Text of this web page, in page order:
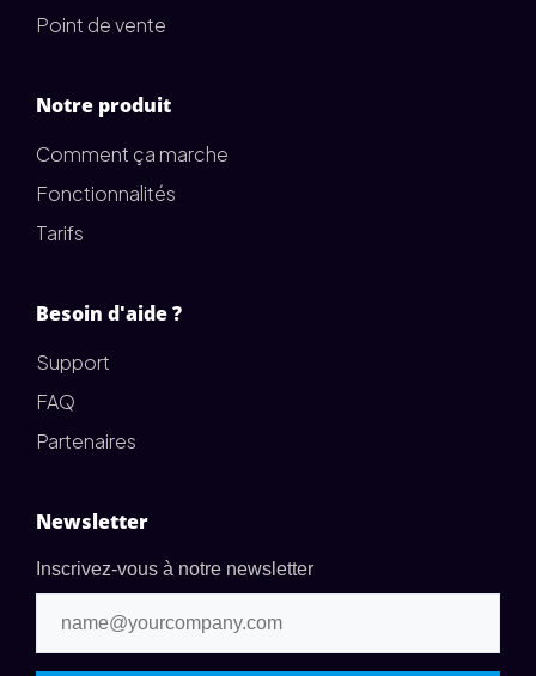
Point de vente
Notre produit
Comment ça marche
Fonctionnalités
Tarifs
Besoin d'aide ?
Support
FAQ
Partenaires
Newsletter
Inscrivez-vous à notre newsletter